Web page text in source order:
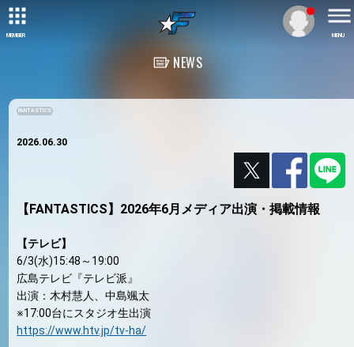
MEMBER MENU
NEWS
FANTASTICS
2026.06.30
【FANTASTICS】2026年6月メディア出演・掲載情報
【テレビ】
6/3(水)15:48～19:00
広島テレビ『テレビ派』
出演：木村慧人、中島颯太
※17:00台にスタジオ生出演
https://www.htv.jp/tv-ha/